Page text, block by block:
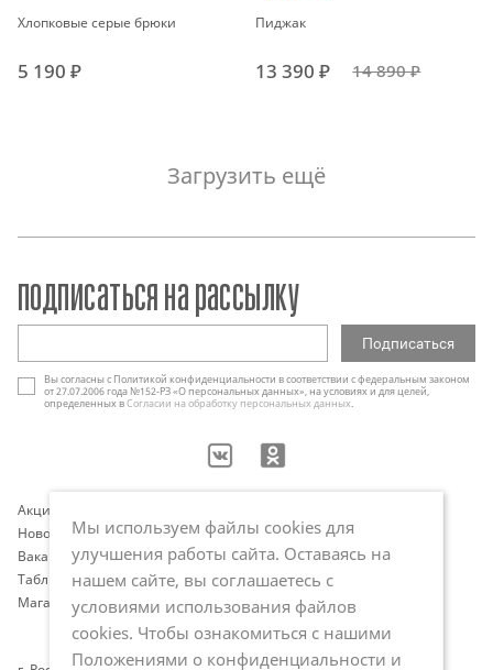
Хлопковые серые брюки
5 190 ₽
Пиджак
13 390 ₽ 14 890 ₽
Загрузить ещё
Акции
Новости
Вакансии
Таблица размеров
Магазины
Оплата и доставка
Программа лояльности
Публичная оферта
Политика обработки
персональных данных
подписаться на рассылку
Вы согласны с Политикой конфиденциальности в соответствии с федеральным законом
от 27.07.2006 года №152-РЗ «О персональных данных», на условиях и для целей,
определенных вСогласии на обработку персональных данных.
Мы используем файлы cookies для
улучшения работы сайта. Оставаясь на
нашем сайте, вы соглашаетесь с
условиями использования файлов
cookies. Чтобы ознакомиться с нашими
Положениями о конфиденциальности и